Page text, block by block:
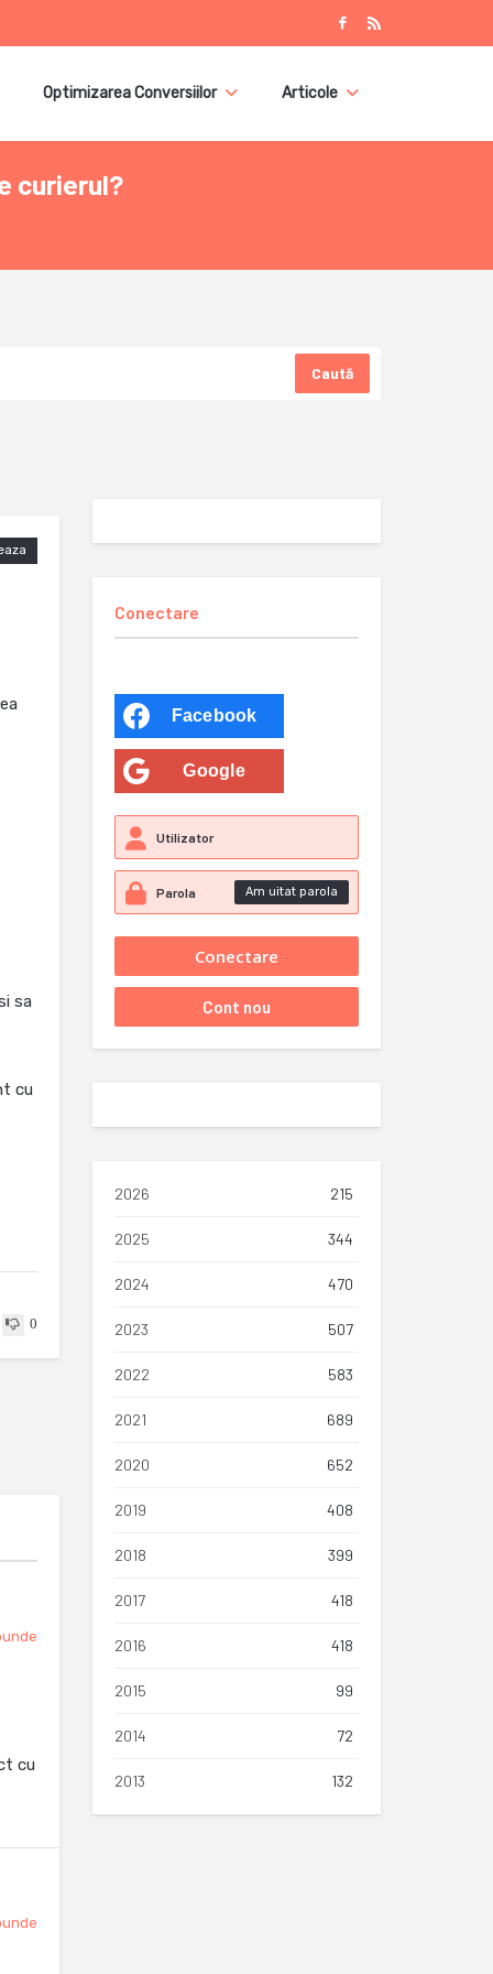
Optimizarea Conversiilor Articole
curierul?
Caută
sa
cu
0
cu
Conectare
Facebook
Google
Am uitat parola
2026 215
2025 344
2024 470
2023 507
2022 583
2021 689
2020 652
2019 408
2018 399
2017 418
2016 418
2015 99
2014 72
2013 132